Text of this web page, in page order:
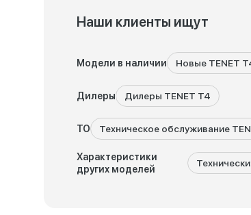
Наши клиенты ищут
Модели в наличии Новые TENET
Дилеры Дилеры TENET T4
ТО Техническое обслуживание
Характеристики
других моделей